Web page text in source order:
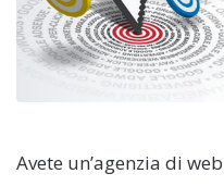
Avete un’agenzia di